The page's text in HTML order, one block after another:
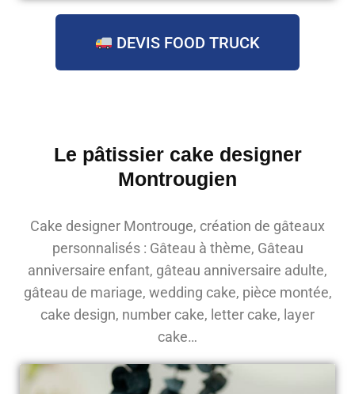
DEVIS FOOD TRUCK
Le pâtissier cake designer
Montrougien
Cake designer Montrouge, création de gâteaux
personnalisés : Gâteau à thème, Gâteau
anniversaire enfant, gâteau anniversaire adulte,
gâteau de mariage, wedding cake, pièce montée,
cake design, number cake, letter cake, layer
cake…